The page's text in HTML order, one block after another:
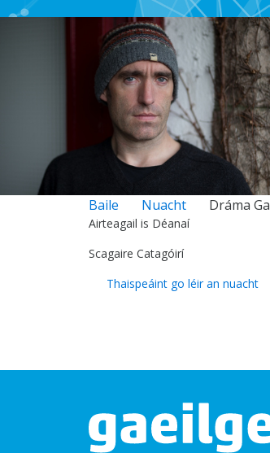
Baile Nuacht Dráma
Airteagail is Déanaí
Scagaire Catagóirí
Thaispeáint go léir an nuacht